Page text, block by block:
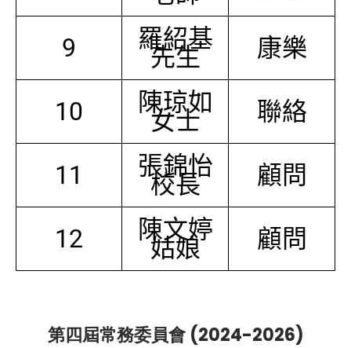
9 羅紹基
先生 康樂
10 陳琼如
女士 聯絡
11 張錦怡
校長 顧問
12 陳文婷
姑娘 顧問
第四屆常務委員會 (2024-2026)